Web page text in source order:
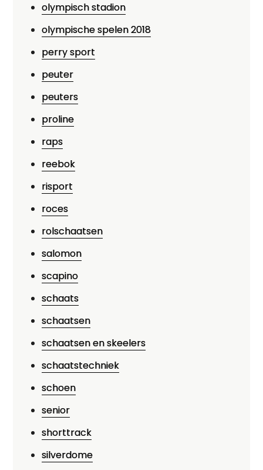
olympisch stadion
olympische spelen 2018
perry sport
peuter
peuters
proline
raps
reebok
risport
roces
rolschaatsen
salomon
scapino
schaats
schaatsen
schaatsen en skeelers
schaatstechniek
schoen
senior
shorttrack
silverdome